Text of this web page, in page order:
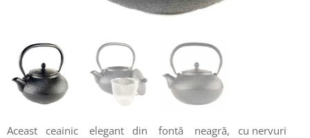
Aceast ceainic elegant din fontă neagră, cu nervuri